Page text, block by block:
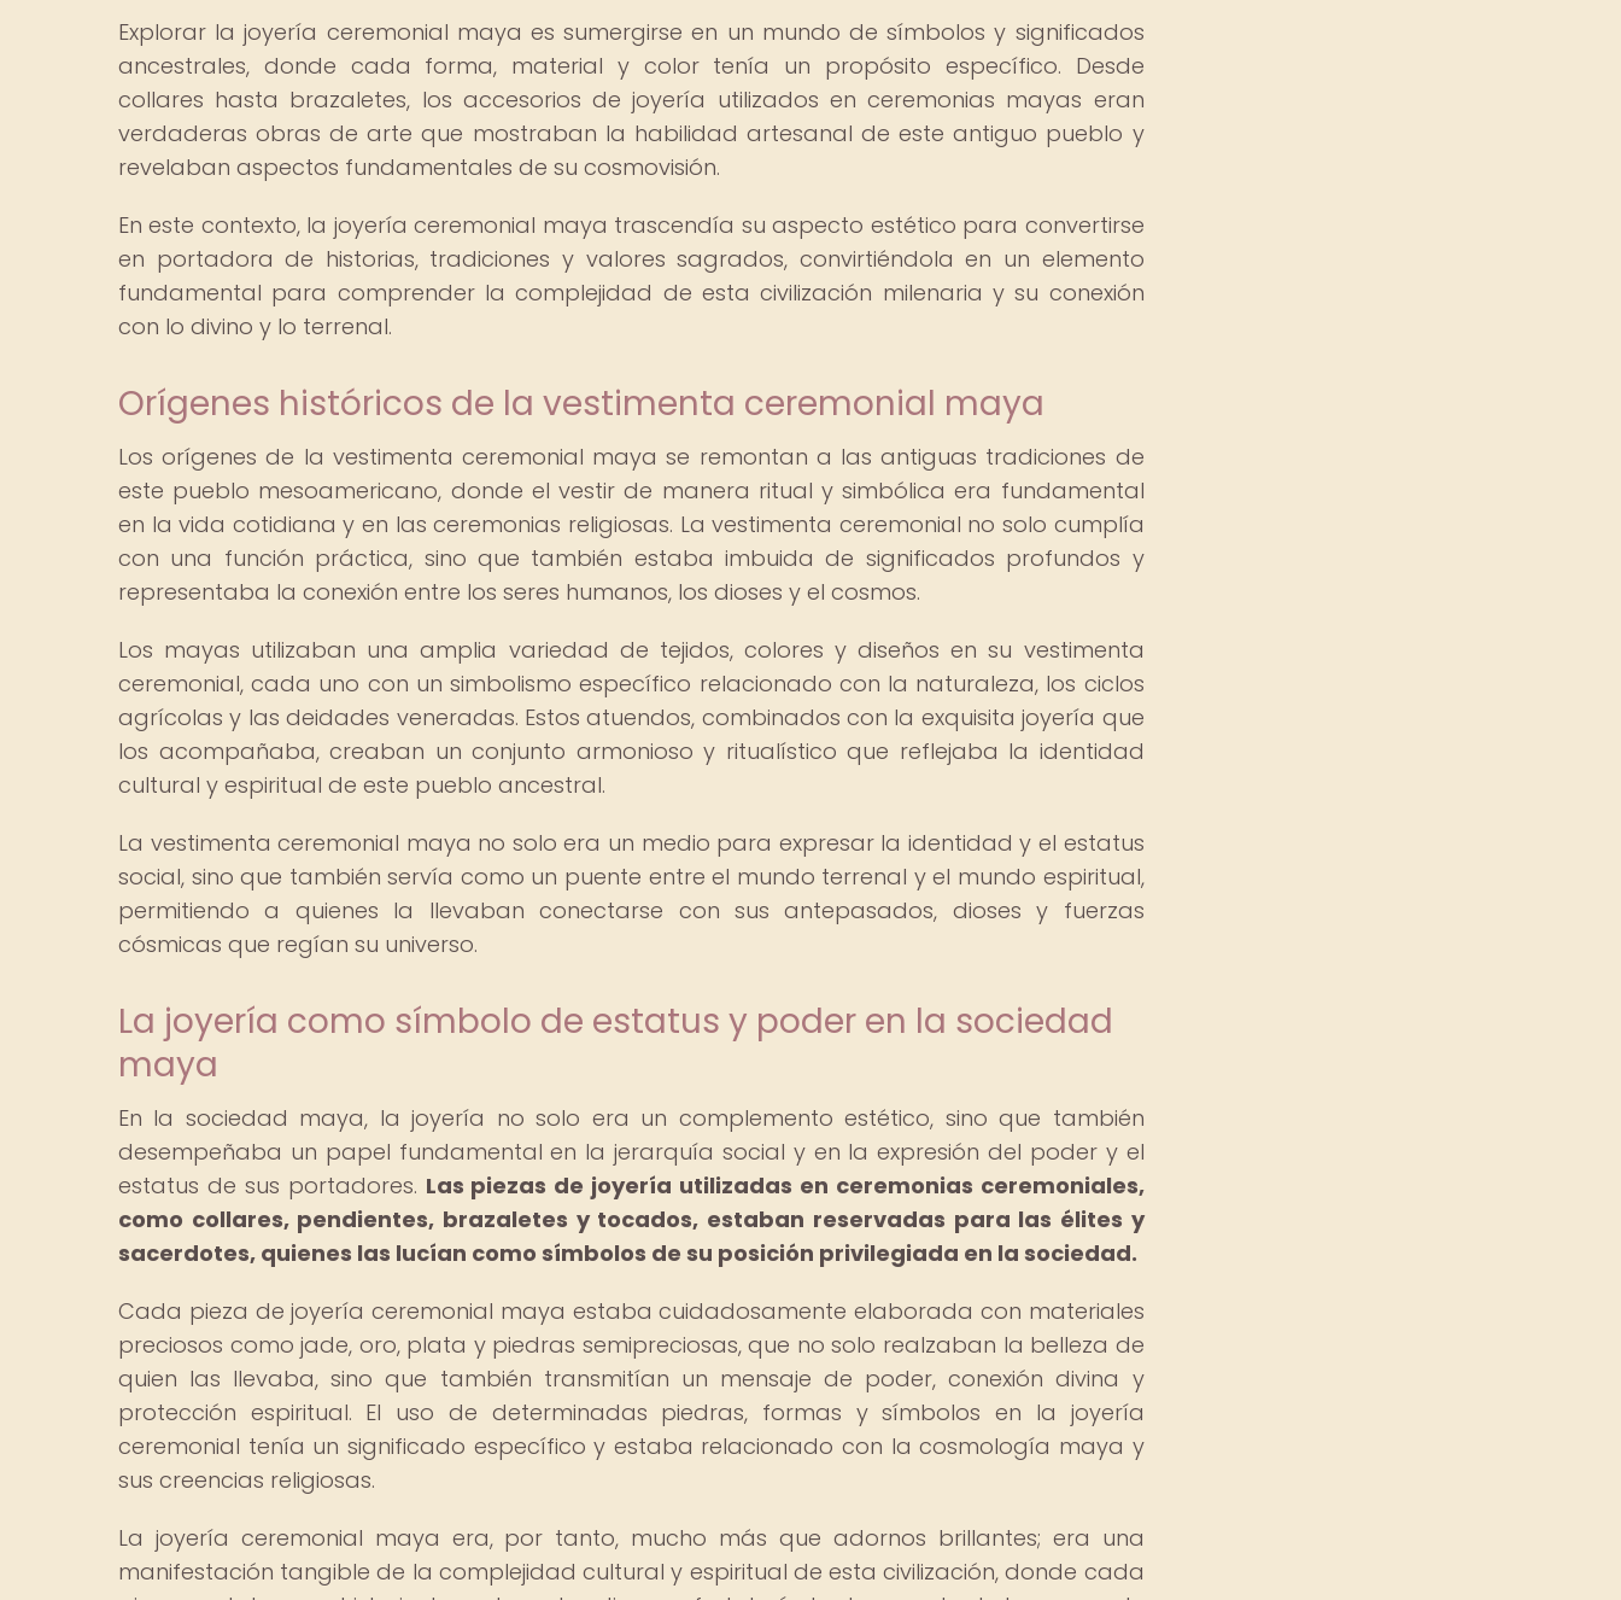
Explorar la joyería ceremonial maya es sumergirse en un mundo de símbolos y significados
ancestrales, donde cada forma, material y color tenía un propósito específico. Desde
collares hasta brazaletes, los accesorios de joyería utilizados en ceremonias mayas eran
verdaderas obras de arte que mostraban la habilidad artesanal de este antiguo pueblo y
revelaban aspectos fundamentales de su cosmovisión.
En este contexto, la joyería ceremonial maya trascendía su aspecto estético para convertirse
en portadora de historias, tradiciones y valores sagrados, convirtiéndola en un elemento
fundamental para comprender la complejidad de esta civilización milenaria y su conexión
con lo divino y lo terrenal.
Orígenes históricos de la vestimenta ceremonial maya
Los orígenes de la vestimenta ceremonial maya se remontan a las antiguas tradiciones de
este pueblo mesoamericano, donde el vestir de manera ritual y simbólica era fundamental
en la vida cotidiana y en las ceremonias religiosas. La vestimenta ceremonial no solo cumplía
con una función práctica, sino que también estaba imbuida de significados profundos y
representaba la conexión entre los seres humanos, los dioses y el cosmos.
Los mayas utilizaban una amplia variedad de tejidos, colores y diseños en su vestimenta
ceremonial, cada uno con un simbolismo específico relacionado con la naturaleza, los ciclos
agrícolas y las deidades veneradas. Estos atuendos, combinados con la exquisita joyería que
los acompañaba, creaban un conjunto armonioso y ritualístico que reflejaba la identidad
cultural y espiritual de este pueblo ancestral.
La vestimenta ceremonial maya no solo era un medio para expresar la identidad y el estatus
social, sino que también servía como un puente entre el mundo terrenal y el mundo espiritual,
permitiendo a quienes la llevaban conectarse con sus antepasados, dioses y fuerzas
cósmicas que regían su universo.
La joyería como símbolo de estatus y poder en la sociedad
maya
En la sociedad maya, la joyería no solo era un complemento estético, sino que también
desempeñaba un papel fundamental en la jerarquía social y en la expresión del poder y el
estatus de sus portadores. Las piezas de joyería utilizadas en ceremonias ceremoniales,
como collares, pendientes, brazaletes y tocados, estaban reservadas para las élites y
sacerdotes, quienes las lucían como símbolos de su posición privilegiada en la sociedad.
Cada pieza de joyería ceremonial maya estaba cuidadosamente elaborada con materiales
preciosos como jade, oro, plata y piedras semipreciosas, que no solo realzaban la belleza de
quien las llevaba, sino que también transmitían un mensaje de poder, conexión divina y
protección espiritual. El uso de determinadas piedras, formas y símbolos en la joyería
ceremonial tenía un significado específico y estaba relacionado con la cosmología maya y
sus creencias religiosas.
La joyería ceremonial maya era, por tanto, mucho más que adornos brillantes; era una
manifestación tangible de la complejidad cultural y espiritual de esta civilización, donde cada